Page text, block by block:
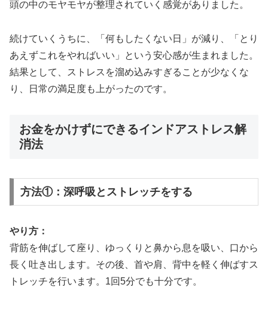
頭の中のモヤモヤが整理されていく感覚がありました。
続けていくうちに、「何もしたくない日」が減り、「とり
あえずこれをやればいい」という安心感が生まれました。
結果として、ストレスを溜め込みすぎることが少なくな
り、日常の満足度も上がったのです。
お金をかけずにできるインドアストレス解
消法
方法①：深呼吸とストレッチをする
やり方：
背筋を伸ばして座り、ゆっくりと鼻から息を吸い、口から
長く吐き出します。その後、首や肩、背中を軽く伸ばすス
トレッチを行います。1回5分でも十分です。